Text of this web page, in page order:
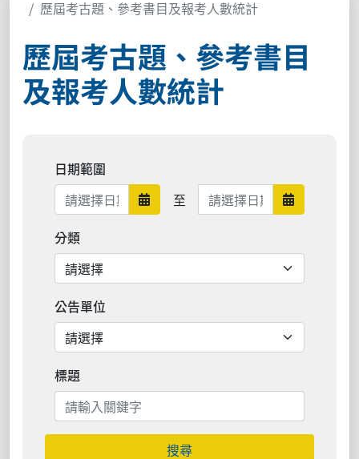
歷屆考古題、參考書目及報考人數統計
歷屆考古題、參考書目
及報考人數統計
日期範圍
日期範圍開始
至 日期範圍結束 日期範圍
分類
公告單位
標題
搜尋